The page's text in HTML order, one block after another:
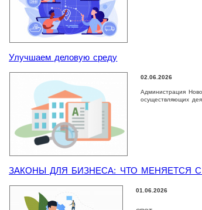
Улучшаем деловую среду
02.06.2026
Администрация
осуществляющих
ЗАКОНЫ ДЛЯ БИЗНЕСА: ЧТО МЕНЯЕТСЯ
01.06.2026